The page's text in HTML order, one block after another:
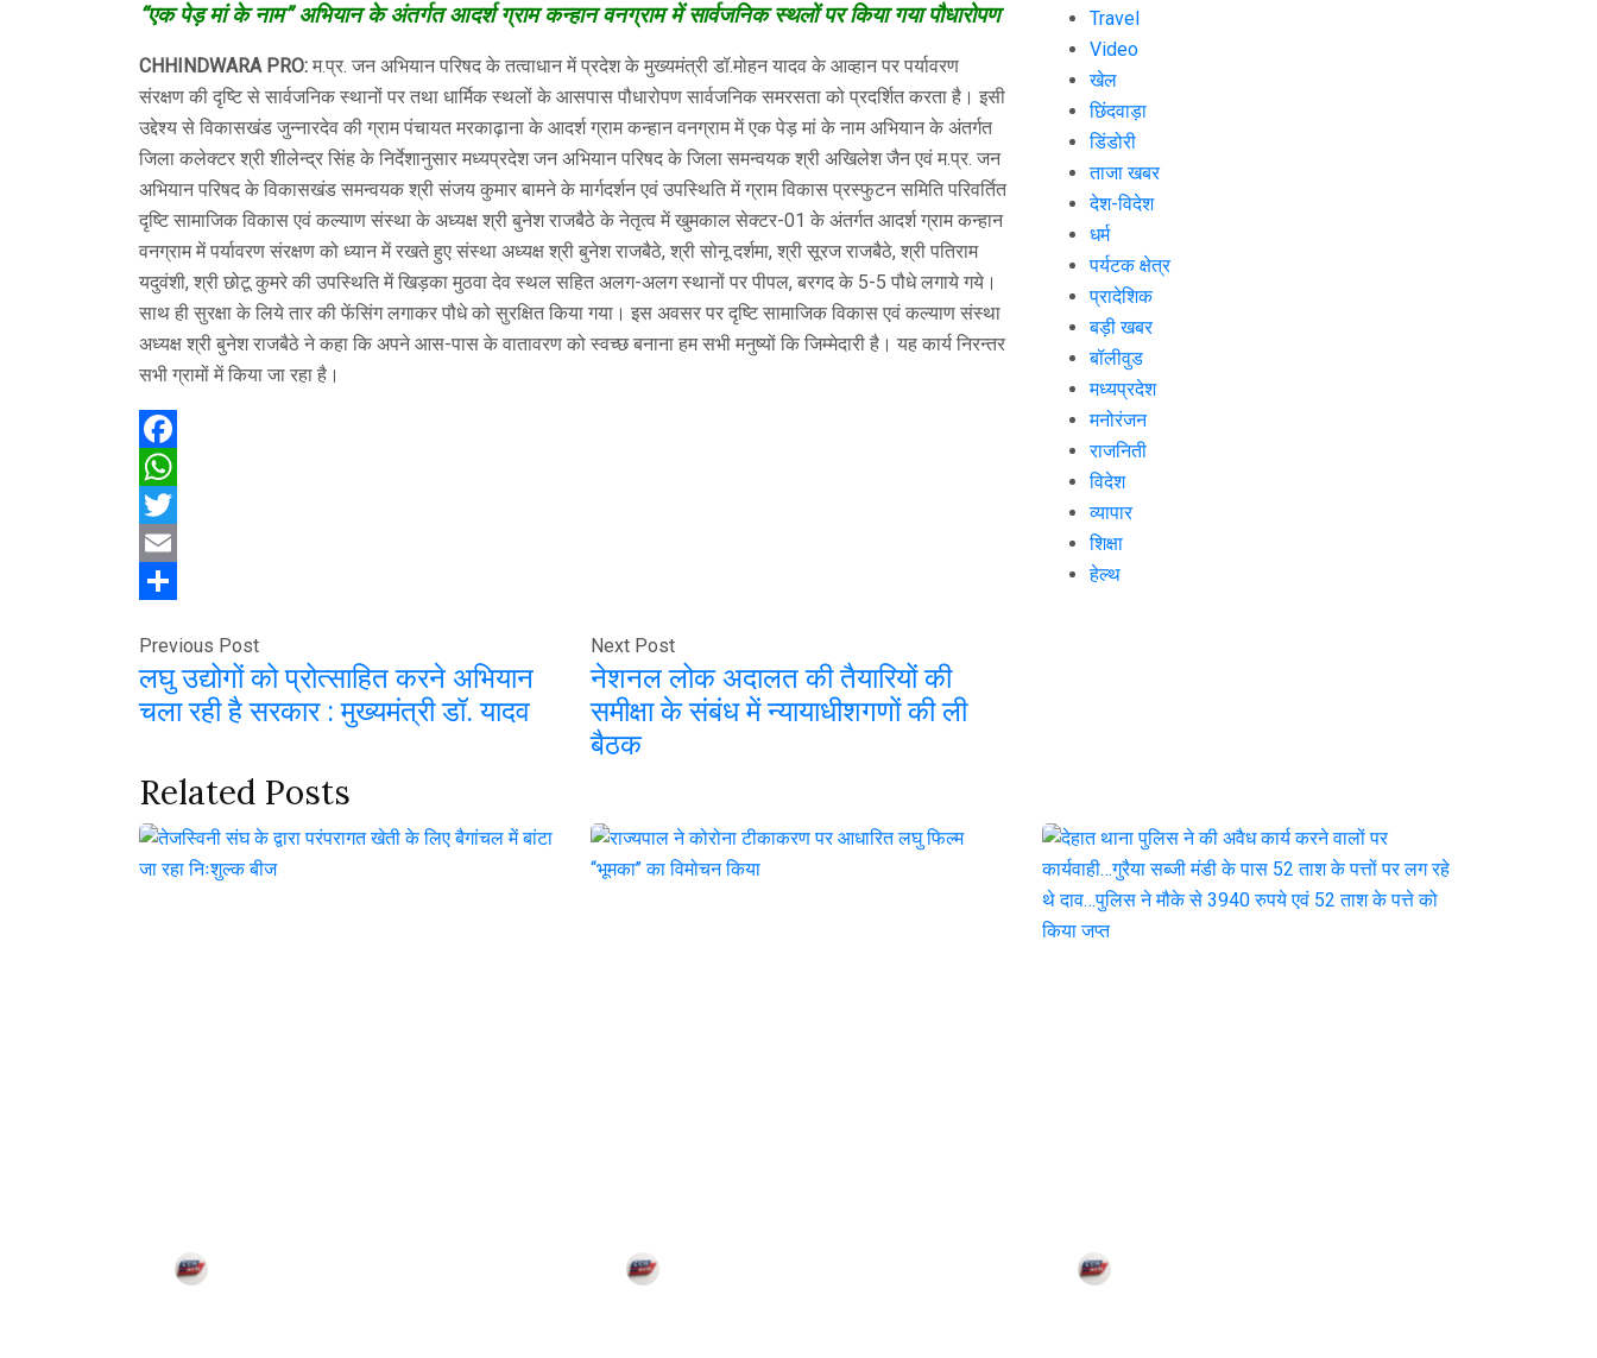
“एक पेड़ मां के नाम” अभियान के अंतर्गत आदर्श ग्राम कन्हान वनग्राम में सार्वजनिक स्थलों पर किया गया पौधारोपण
CHHINDWARA PRO: म.प्र. जन अभियान परिषद के तत्वाधान में प्रदेश के मुख्यमंत्री डॉ.मोहन यादव के आव्हान पर पर्यावरण
संरक्षण की दृष्टि से सार्वजनिक स्थानों पर तथा धार्मिक स्थलों के आसपास पौधारोपण सार्वजनिक समरसता को प्रदर्शित करता है। इसी
उद्देश्य से विकासखंड जुन्नारदेव की ग्राम पंचायत मरकाढ़ाना के आदर्श ग्राम कन्हान वनग्राम में एक पेड़ मां के नाम अभियान के अंतर्गत
जिला कलेक्टर श्री शीलेन्‍द्र सिंह के निर्देशानुसार मध्यप्रदेश जन अभियान परिषद के जिला समन्वयक श्री अखिलेश जैन एवं म.प्र. जन
अभियान परिषद के विकासखंड समन्वयक श्री संजय कुमार बामने के मार्गदर्शन एवं उपस्थिति में ग्राम विकास प्रस्फुटन समिति परिवर्तित
दृष्टि सामाजिक विकास एवं कल्याण संस्था के अध्यक्ष श्री बुनेश राजबैठे के नेतृत्व में खुमकाल सेक्टर-01 के अंतर्गत आदर्श ग्राम कन्हान
वनग्राम में पर्यावरण संरक्षण को ध्यान में रखते हुए संस्था अध्यक्ष श्री बुनेश राजबैठे, श्री सोनू दर्शमा, श्री सूरज राजबैठे, श्री पतिराम
यदुवंशी, श्री छोटू कुमरे की उपस्थिति में खिड़का मुठवा देव स्थल सहित अलग-अलग स्थानों पर पीपल, बरगद के 5-5 पौधे लगाये गये।
साथ ही सुरक्षा के लिये तार की फेंसिंग लगाकर पौधे को सुरक्षित किया गया। इस अवसर पर दृष्टि सामाजिक विकास एवं कल्याण संस्था
अध्यक्ष श्री बुनेश राजबैठे ने कहा कि अपने आस-पास के वातावरण को स्वच्छ बनाना हम सभी मनुष्यों कि जिम्मेदारी है। यह कार्य निरन्तर
सभी ग्रामों में किया जा रहा है।
Facebook
WhatsApp
Twitter
Email
Previous Post
लघु उद्योगों को प्रोत्साहित करने अभियान
चला रही है सरकार : मुख्यमंत्री डॉ. यादव
Next Post
नेशनल लोक अदालत की तैयारियों की
समीक्षा के संबंध में न्यायाधीशगणों की ली
बैठक
Travel
Video
खेल
छिंदवाड़ा
डिंडोरी
ताजा खबर
देश-विदेश
धर्म
पर्यटक क्षेत्र
प्रादेशिक
बड़ी खबर
बॉलीवुड
मध्यप्रदेश
मनोरंजन
राजनिती
विदेश
व्यापार
शिक्षा
हेल्थ
Related Posts